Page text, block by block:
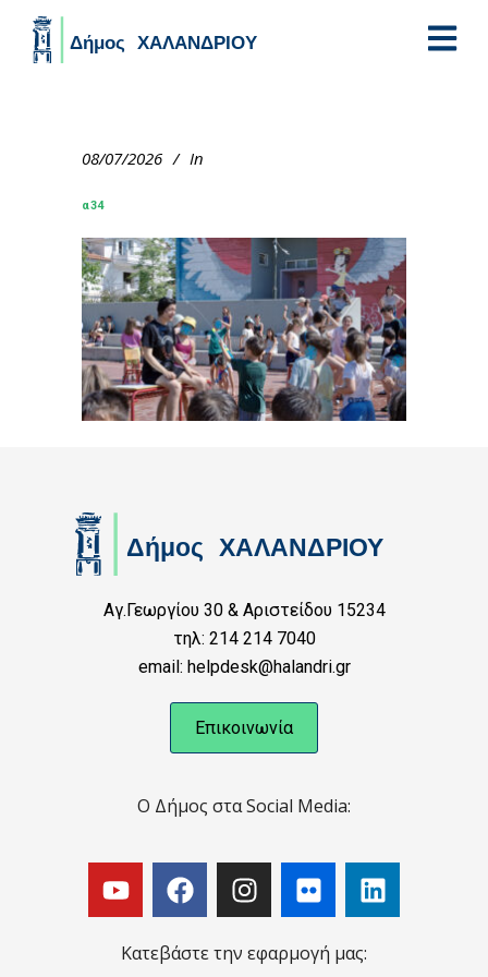
08/07/2026 In
α34
Αγ.Γεωργίου 30 & Αριστείδου 15234
τηλ: 214 214 7040
email: helpdesk@halandri.gr
Επικοινωνία
Ο Δήμος στα Social Media:
Κατεβάστε την εφαρμογή μας: